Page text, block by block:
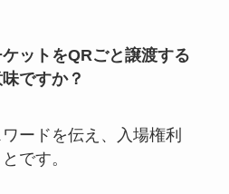
メンバー同士キスを紹
！いわふか・めめふかなどにキ
ットをQRごと譲渡する
ですか？
ードを伝え、入場権利
です。